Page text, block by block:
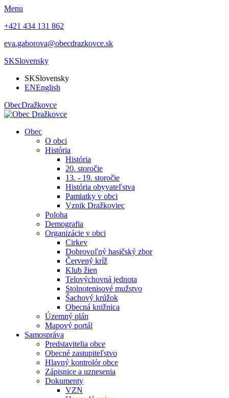
Menu
+421 434 131 862
eva.gaborova@obecdrazkovce.sk
SKSlovensky
SKSlovensky
ENEnglish
ObecDražkovce
Obec
O obci
História
História
20. storočie
13. - 19. storočie
História obyvateľstva
Pamiatky v obci
Vznik Dražkoviec
Poloha
Demografia
Organizácie v obci
Cirkev
Dobrovoľný hasičský zbor
Červený kríž
Klub žien
Telovýchovná jednota
Stolnotenisové mužstvo
Šachový krúžok
Obecná knižnica
Územný plán
Mapový portál
Samospráva
Predstavitelia obce
Obecné zastupiteľstvo
Hlavný kontrolór obce
Zápisnice a uznesenia
Dokumenty
VZN